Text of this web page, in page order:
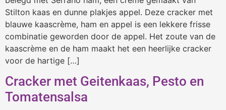
Stilton kaas en dunne plakjes appel. Deze cracker met
blauwe kaascrème, ham en appel is een lekkere frisse
combinatie geworden door de appel. Het zoute van de
kaascrème en de ham maakt het een heerlijke cracker
voor de hartige […]
Cracker met Geitenkaas, Pesto en
Tomatensalsa